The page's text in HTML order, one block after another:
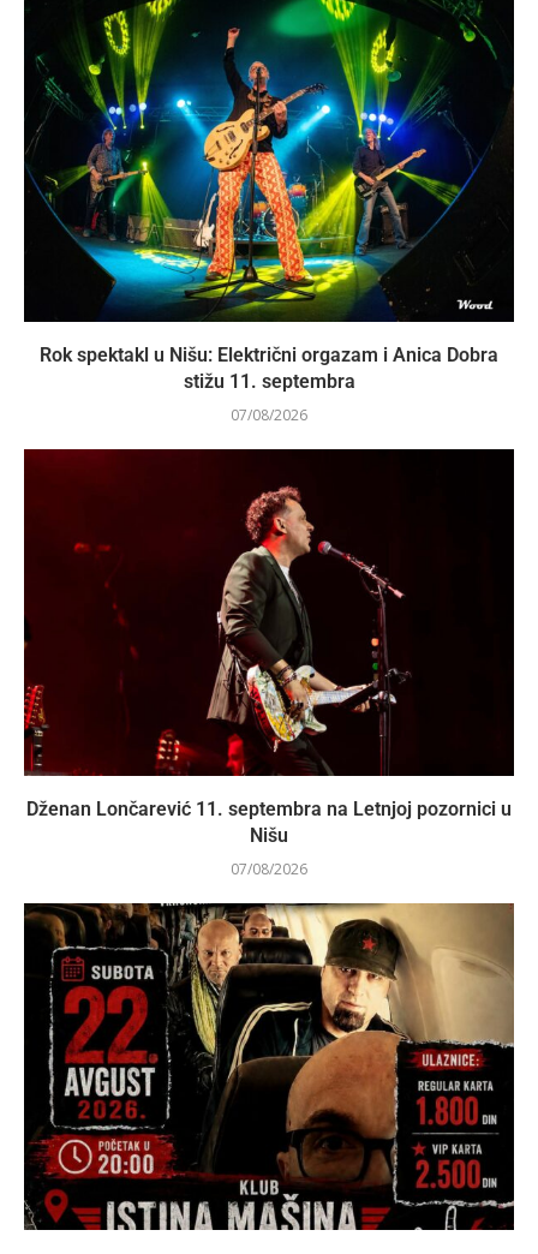
Rok spektakl u Nišu: Električni orgazam i Anica Dobra
stižu 11. septembra
07/08/2026
Dženan Lončarević 11. septembra na Letnjoj pozornici u
Nišu
07/08/2026